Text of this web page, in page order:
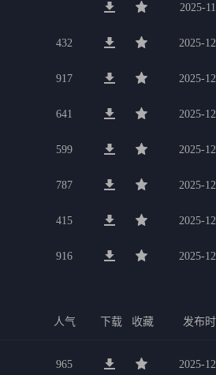
2025-
432 2025-
917 2025-
641 2025-
599 2025-
787 2025-
415 2025-
916 2025-
人气 下载 收藏 发布时
965 2025-